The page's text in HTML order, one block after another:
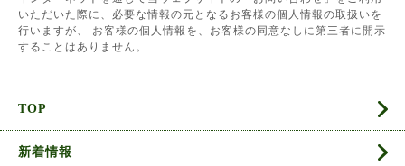
いただいた際に、必要な情報の元となるお客様の個人情報の取扱いを
行いますが、 お客様の個人情報を、お客様の同意なしに第三者に開示
することはありません。
TOP
新着情報